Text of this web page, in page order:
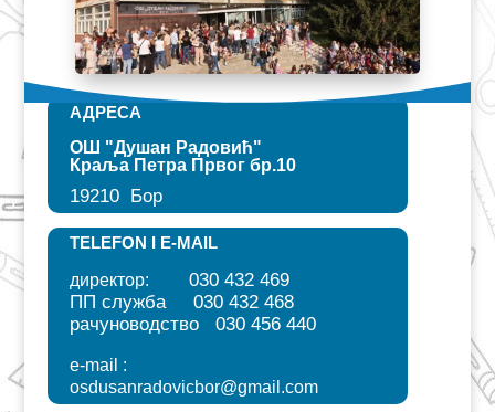
АДРЕСА
ОШ "Душан Радовић"​
Краља Петра Првог бр.10
19210 Бор
TELEFON I E-MAIL
директор: 030 432 469
ПП служба 030 432 468
рачуноводство 030 456 440
e-mail :
osdusanradovicbor@gmail.com